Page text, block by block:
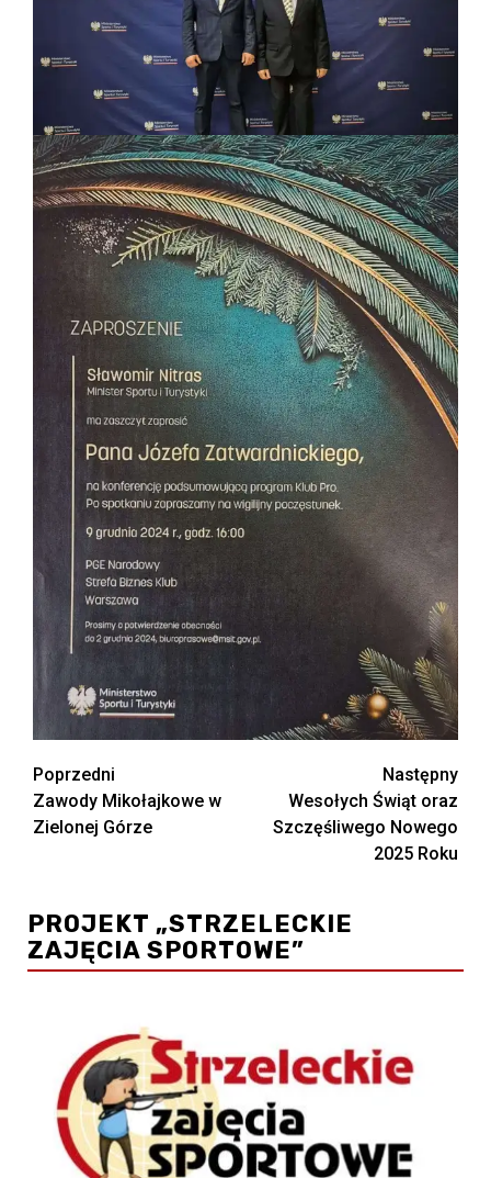
Zobacz
wpisy
Poprzedni
Zawody Mikołajkowe w
Zielonej Górze
Następny
Wesołych Świąt oraz
Szczęśliwego Nowego
2025 Roku
PROJEKT „STRZELECKIE
ZAJĘCIA SPORTOWE”